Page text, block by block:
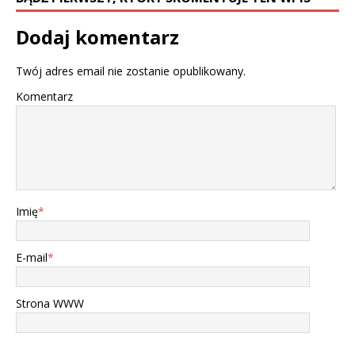
Dodaj komentarz
Twój adres email nie zostanie opublikowany.
Komentarz
Imię*
E-mail*
Strona WWW